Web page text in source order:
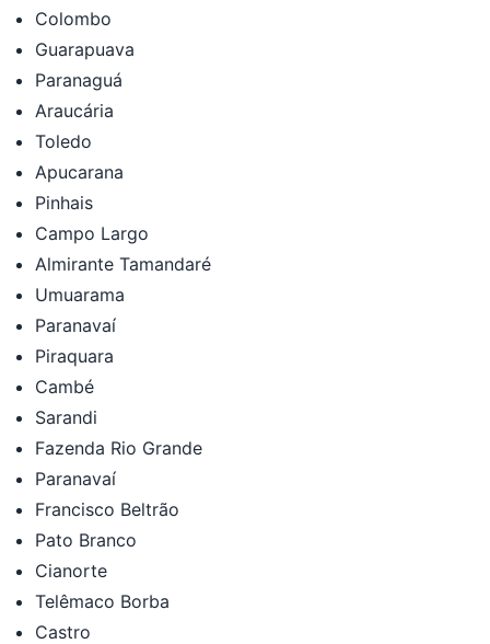
Colombo
Guarapuava
Paranaguá
Araucária
Toledo
Apucarana
Pinhais
Campo Largo
Almirante Tamandaré
Umuarama
Paranavaí
Piraquara
Cambé
Sarandi
Fazenda Rio Grande
Paranavaí
Francisco Beltrão
Pato Branco
Cianorte
Telêmaco Borba
Castro